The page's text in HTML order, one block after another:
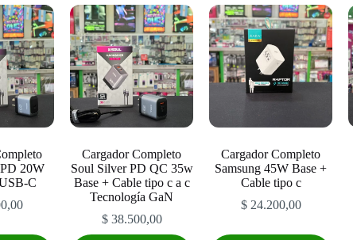
20W
C
Cargador Completo
Soul Silver PD QC 35w
Base + Cable tipo c a c
Tecnología GaN
$38.500,00
Cargador Completo
Samsung 45W Base +
Cable tipo c
$24.200,00